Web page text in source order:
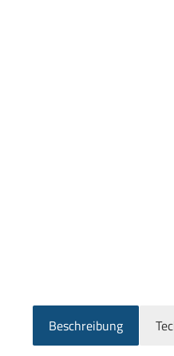
Beschreibung